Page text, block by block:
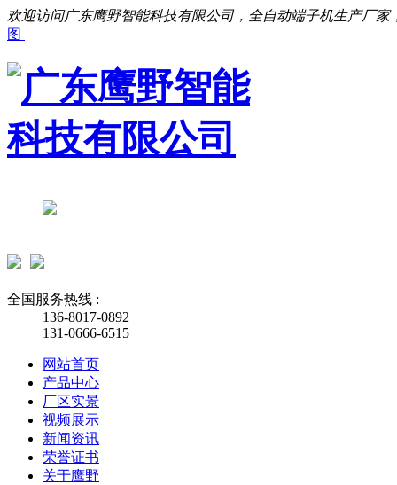
欢迎访问广东鹰野智能科技有限公司，全自动端子机生产厂家
图
全国服务热线 :
136-8017-0892
131-0666-6515
网站首页
产品中心
厂区实景
视频展示
新闻资讯
荣誉证书
关于鹰野